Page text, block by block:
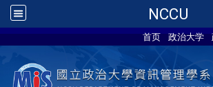
NCCU
首页 政治大学